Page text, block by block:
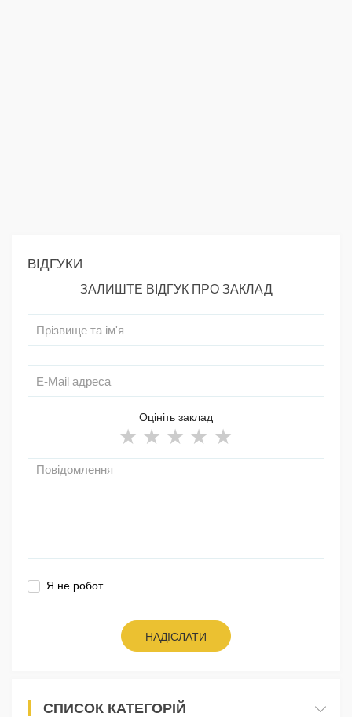
ВІДГУКИ
ЗАЛИШТЕ ВІДГУК ПРО ЗАКЛАД
Оцініть заклад
Я не робот
НАДІСЛАТИ
СПИСОК КАТЕГОРІЙ